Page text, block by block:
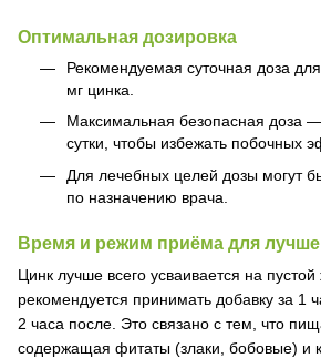
Оптимальная дозировка
Рекомендуемая суточная доза
мг цинка.
Максимальная безопасная доза
сутки, чтобы избежать побочных
Для лечебных целей дозы могут
по назначению врача.
Время и режим приёма для
Цинк лучше всего усваивается на
рекомендуется принимать добавку за 1
2 часа после. Это связано с тем, что
содержащая фитаты (злаки, бобовые) и